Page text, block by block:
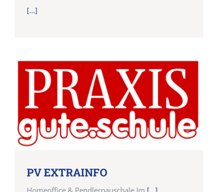
[...]
PV EXTRAINFO
Homeoffice & Pendlerpauschale Im [...]